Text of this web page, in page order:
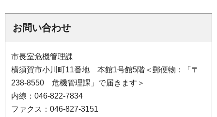
お問い合わせ
市長室危機管理課
横須賀市小川町11番地 本館1号館5階＜郵便物：「〒
238-8550 危機管理課」で届きます＞
内線：046-822-7834
ファクス：046-827-3151